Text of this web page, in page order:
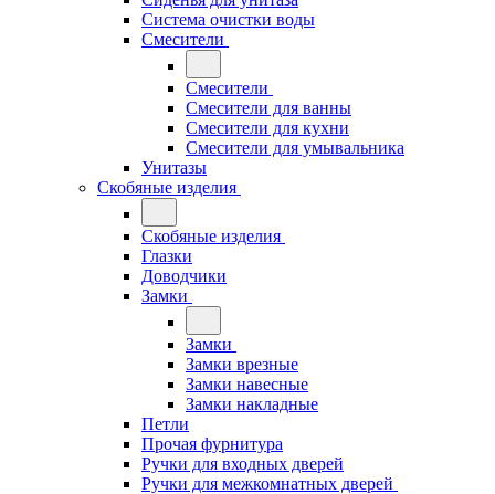
Система очистки воды
Смесители
Смесители
Смесители для ванны
Смесители для кухни
Смесители для умывальника
Унитазы
Скобяные изделия
Скобяные изделия
Глазки
Доводчики
Замки
Замки
Замки врезные
Замки навесные
Замки накладные
Петли
Прочая фурнитура
Ручки для входных дверей
Ручки для межкомнатных дверей